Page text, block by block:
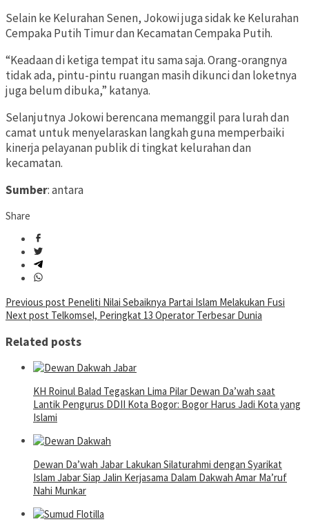
Selain ke Kelurahan Senen, Jokowi juga sidak ke Kelurahan
Cempaka Putih Timur dan Kecamatan Cempaka Putih.
“Keadaan di ketiga tempat itu sama saja. Orang-orangnya
tidak ada, pintu-pintu ruangan masih dikunci dan loketnya
juga belum dibuka,” katanya.
Selanjutnya Jokowi berencana memanggil para lurah dan
camat untuk menyelaraskan langkah guna memperbaiki
kinerja pelayanan publik di tingkat kelurahan dan
kecamatan.
Sumber: antara
Share
Post
navigation
Previous post Peneliti Nilai Sebaiknya Partai Islam Melakukan Fusi
Next post Telkomsel, Peringkat 13 Operator Terbesar Dunia
Related posts
KH Roinul Balad Tegaskan Lima Pilar Dewan Da’wah saat
Lantik Pengurus DDII Kota Bogor: Bogor Harus Jadi Kota yang
Islami
Dewan Da’wah Jabar Lakukan Silaturahmi dengan Syarikat
Islam Jabar Siap Jalin Kerjasama Dalam Dakwah Amar Ma’ruf
Nahi Munkar